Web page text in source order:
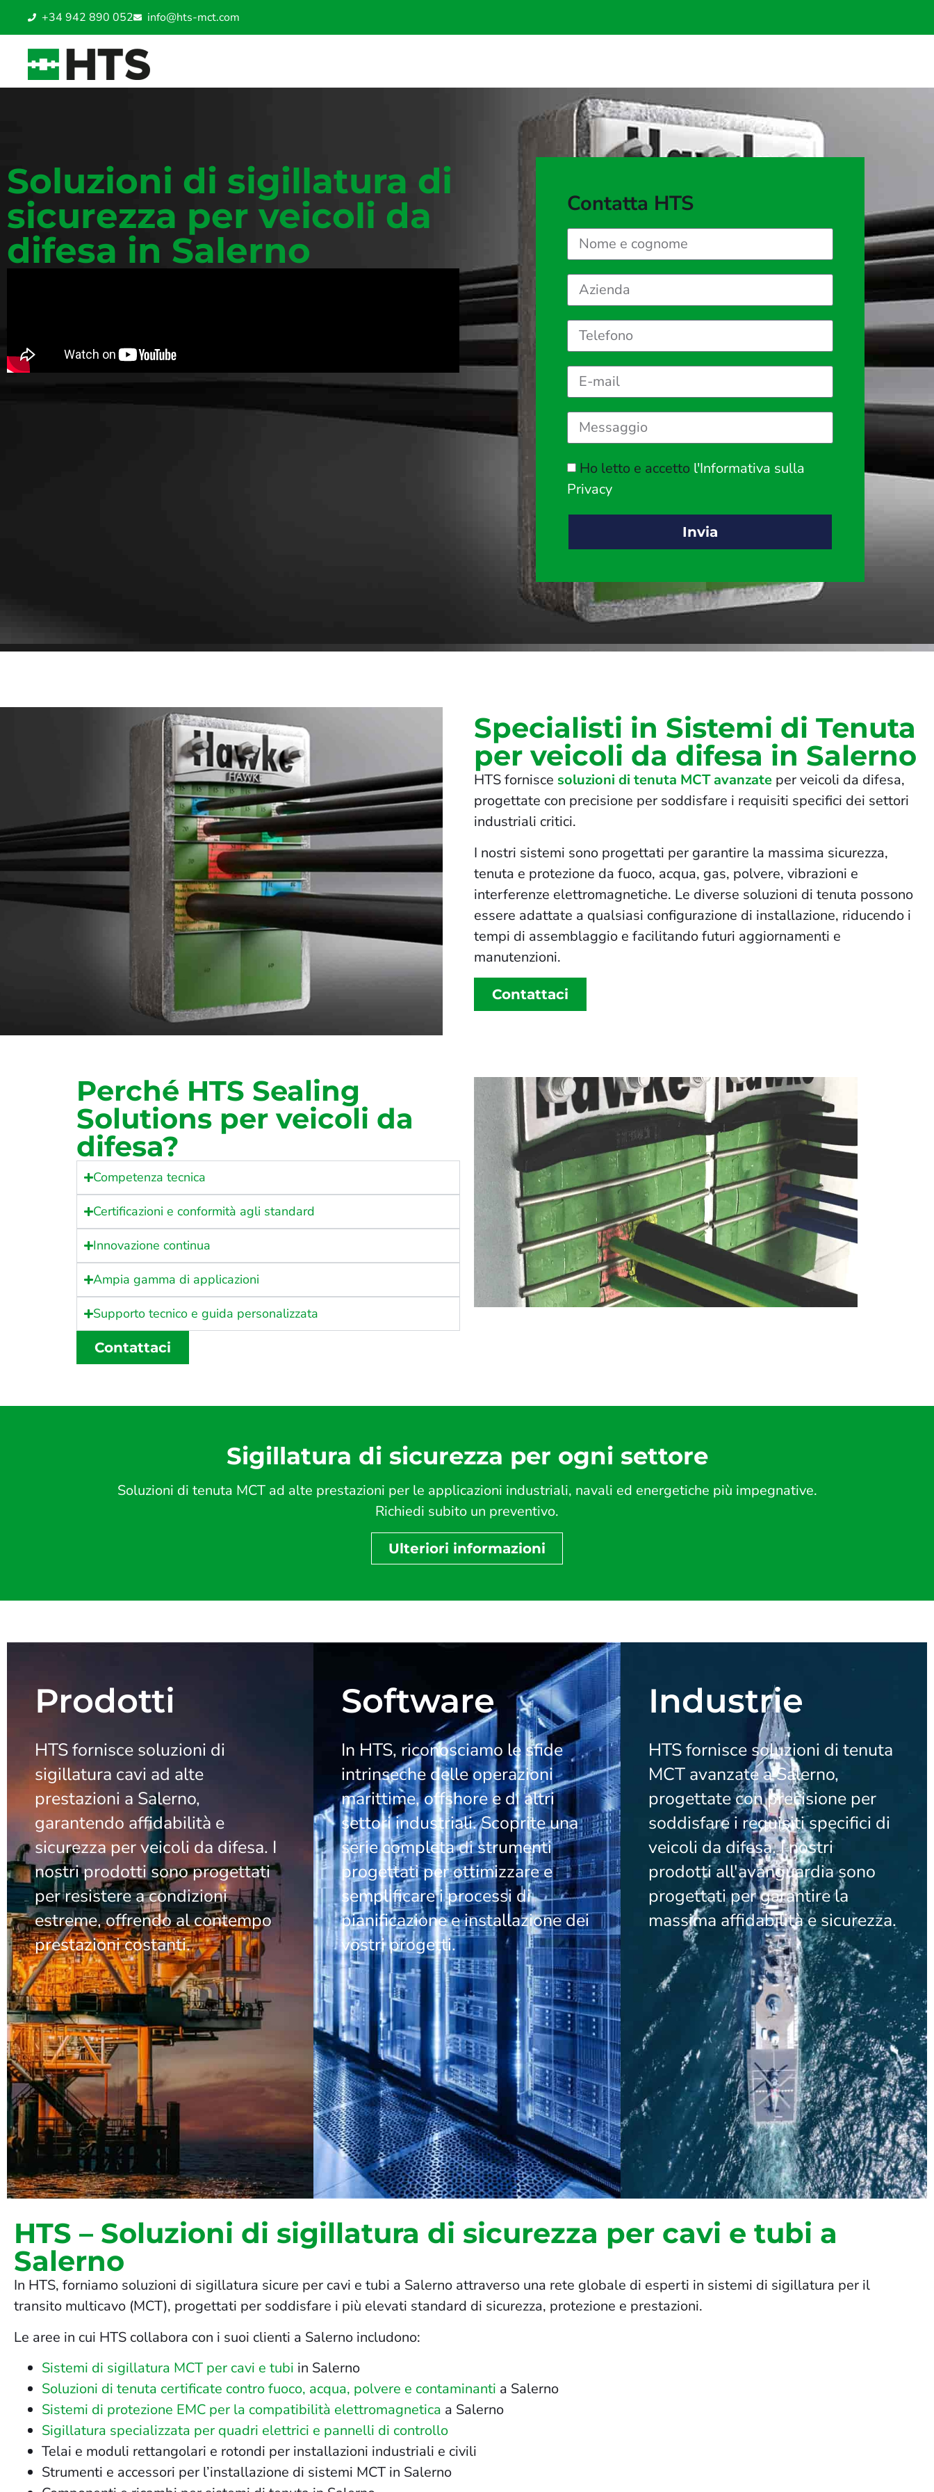
+34 942 890 052 info@hts-mct.com
Soluzioni di sigillatura di
sicurezza per veicoli da
difesa in Salerno
Contatta HTS
Ho letto e accetto l'Informativa sulla
Privacy
Invia
Specialisti in Sistemi di Tenuta
per veicoli da difesa in Salerno
HTS fornisce soluzioni di tenuta MCT avanzate per veicoli da difesa,
progettate con precisione per soddisfare i requisiti specifici dei settori
industriali critici.
I nostri sistemi sono progettati per garantire la massima sicurezza,
tenuta e protezione da fuoco, acqua, gas, polvere, vibrazioni e
interferenze elettromagnetiche. Le diverse soluzioni di tenuta possono
essere adattate a qualsiasi configurazione di installazione, riducendo i
tempi di assemblaggio e facilitando futuri aggiornamenti e
manutenzioni.
Contattaci
Perché HTS Sealing
Solutions per veicoli da
difesa?
Competenza tecnica
Certificazioni e conformità agli standard
Innovazione continua
Ampia gamma di applicazioni
Supporto tecnico e guida personalizzata
Contattaci
Sigillatura di sicurezza per ogni settore
Soluzioni di tenuta MCT ad alte prestazioni per le applicazioni industriali, navali ed energetiche più impegnative.
Richiedi subito un preventivo.
Ulteriori informazioni
Prodotti
HTS fornisce soluzioni di
sigillatura cavi ad alte
prestazioni a Salerno,
garantendo affidabilità e
sicurezza per veicoli da difesa. I
nostri prodotti sono progettati
per resistere a condizioni
estreme, offrendo al contempo
prestazioni costanti.
Software
In HTS, riconosciamo le sfide
intrinseche delle operazioni
marittime, offshore e di altri
settori industriali. Scoprite una
serie completa di strumenti
progettati per ottimizzare e
semplificare i processi di
pianificazione e installazione dei
vostri progetti.
Industrie
HTS fornisce soluzioni di tenuta
MCT avanzate a Salerno,
progettate con precisione per
soddisfare i requisiti specifici di
veicoli da difesa. I nostri
prodotti all'avanguardia sono
progettati per garantire la
massima affidabilità e sicurezza.
HTS – Soluzioni di sigillatura di sicurezza per cavi e tubi a
Salerno
In HTS, forniamo soluzioni di sigillatura sicure per cavi e tubi a Salerno attraverso una rete globale di esperti in sistemi di sigillatura per il
transito multicavo (MCT), progettati per soddisfare i più elevati standard di sicurezza, protezione e prestazioni.
Le aree in cui HTS collabora con i suoi clienti a Salerno includono:
Sistemi di sigillatura MCT per cavi e tubi in Salerno
Soluzioni di tenuta certificate contro fuoco, acqua, polvere e contaminanti a Salerno
Sistemi di protezione EMC per la compatibilità elettromagnetica a Salerno
Sigillatura specializzata per quadri elettrici e pannelli di controllo
Telai e moduli rettangolari e rotondi per installazioni industriali e civili
Strumenti e accessori per l’installazione di sistemi MCT in Salerno